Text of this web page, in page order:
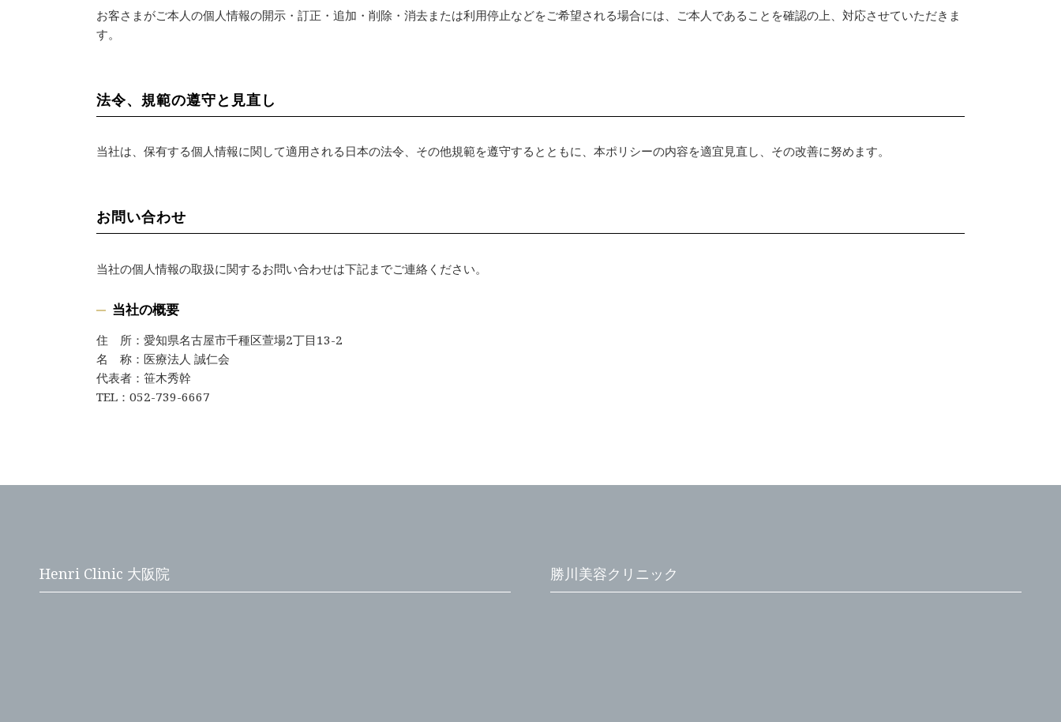
お客さまがご本人の個人情報の開示・訂正・追加・削除・消去または利用停止などをご希望される場合には、ご本人であることを確認の上、対応させていただきま
す。
法令、規範の遵守と見直し
当社は、保有する個人情報に関して適用される日本の法令、その他規範を遵守するとともに、本ポリシーの内容を適宜見直し、その改善に努めます。
お問い合わせ
当社の個人情報の取扱に関するお問い合わせは下記までご連絡ください。
当社の概要
住 所：愛知県名古屋市千種区萱場2丁目13-2
名 称：医療法人 誠仁会
代表者：笹木秀幹
TEL：052-739-6667
Henri Clinic 大阪院 勝川美容クリニック